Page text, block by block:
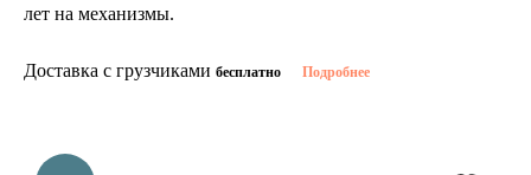
лет на механизмы.
Доставка с грузчиками бесплатно Подробнее